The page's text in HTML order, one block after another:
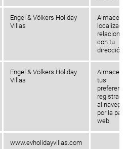
Engel & Völkers Holiday
Villas
con tu
dirección
Engel & Völkers Holiday
Villas
Almacena
tus
al navegar
por la
web.
www.evholidayvillas.com